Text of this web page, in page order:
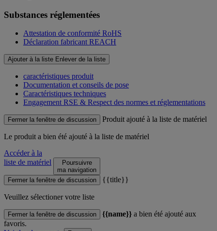
Substances réglementées
Attestation de conformité RoHS
Déclaration fabricant REACH
Ajouter à la liste Enlever de la liste
caractéristiques produit
Documentation et conseils de pose
Caractéristiques techniques
Engagement RSE & Respect des normes et réglementations
Fermer la fenêtre de discussion Produit ajouté à la liste de matériel
Le produit a bien été ajouté à la liste de matériel
Accéder à la
liste de matériel
Poursuivre
ma navigation
Fermer la fenêtre de discussion
{{title}}
Veuillez sélectioner votre liste
Fermer la fenêtre de discussion {{name}} a bien été ajouté aux
favoris.